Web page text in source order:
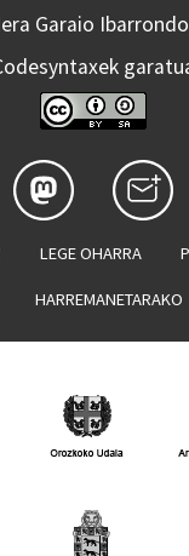
Garaio
LEGE OHARRA
HARREMANETARAKO